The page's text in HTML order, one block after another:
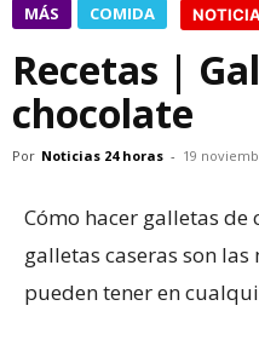
MÁS COMIDA
Recetas |
chocolate
Por Noticias 24 horas - 19
Cómo hacer galletas de
galletas caseras son las
pueden tener en